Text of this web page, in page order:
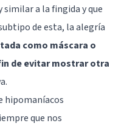
a la fingida y que
de esta, la alegría
como máscara o
de evitar mostrar otra
hipomaníacos
que nos